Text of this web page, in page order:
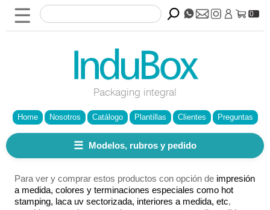
☰
Packaging integral
0
Home Nosotros Catálogo Plantillas Clientes Preguntas
☰ Modelos, rubros y pedido
Para ver y comprar estos productos con opción de impresión
a medida, colores y terminaciones especiales como hot
stamping, laca uv sectorizada, interiores a medida, etc,